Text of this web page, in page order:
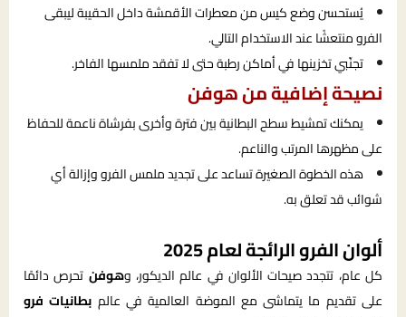
يُستحسن وضع كيس من معطرات الأقمشة داخل الحقيبة ليبقى
الفرو منتعشًا عند الاستخدام التالي.
تجنّبي تخزينها في أماكن رطبة حتى لا تفقد ملمسها الفاخر.
نصيحة إضافية من هوفن
يمكنك تمشيط سطح البطانية بين فترة وأخرى بفرشاة ناعمة للحفاظ
على مظهرها المرتب والناعم.
هذه الخطوة الصغيرة تساعد على تجديد ملمس الفرو وإزالة أي
شوائب قد تعلق به.
ألوان الفرو الرائجة لعام 2025
كل عام، تتجدد صيحات الألوان في عالم الديكور، وهوفن تحرص دائمًا
على تقديم ما يتماشى مع الموضة العالمية في عالم بطانيات فرو